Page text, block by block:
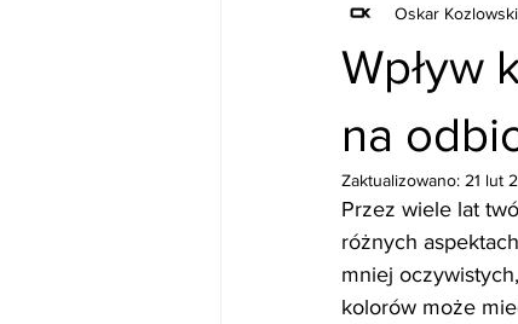
Wpływ
na
Oskar Kozlowski
Zaktualizowano: 21 lut
Przez wiele lat
różnych
mniej
kolorów może